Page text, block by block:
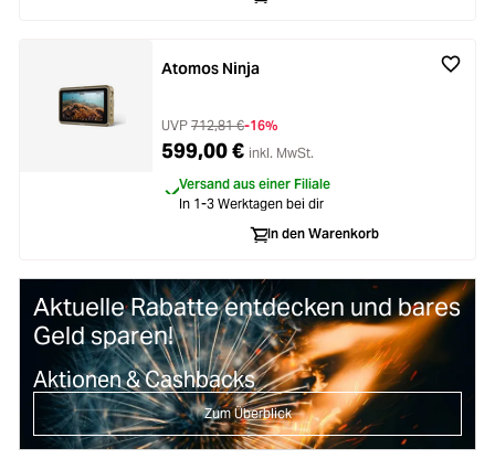
Loading...
Atomos Ninja
UVP 712,81 €-16%
599,00 € inkl. MwSt.
Versand aus einer Filiale
In 1-3 Werktagen bei dir
In den Warenkorb
Aktuelle Rabatte entdecken und bares
Geld sparen!
Aktionen & Cashbacks
Zum Überblick